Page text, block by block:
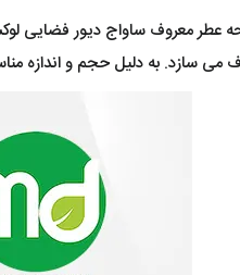
عطر معروف ساواج دیور
می سازد. به دلیل حجم و اندازه